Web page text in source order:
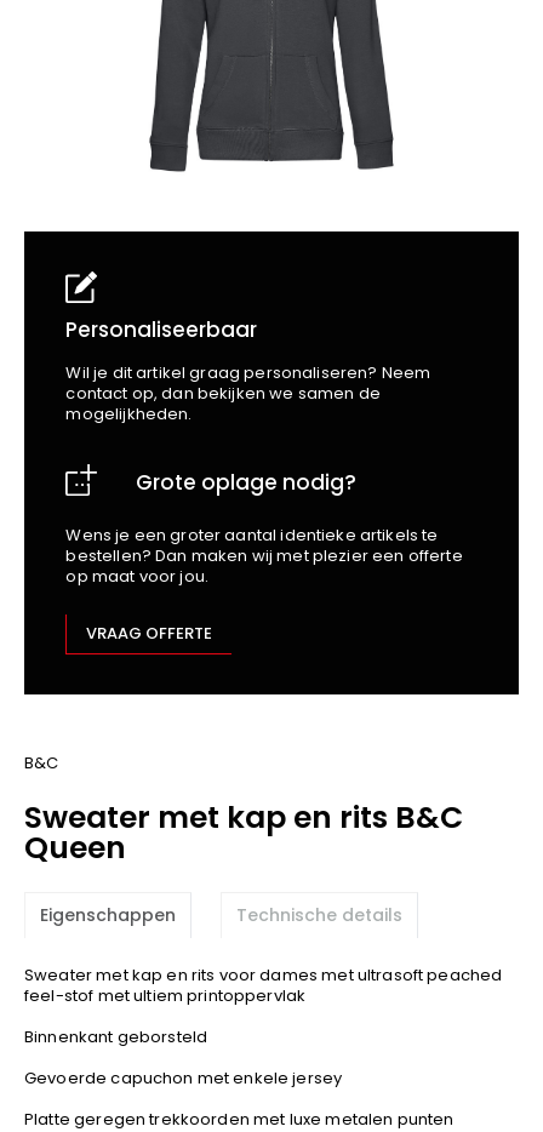
Business Kapper
Beechfield
Blakläder
Claude
Edge Safety
Harvest
Heckel
Hydrowear
Jassz
Kariban
M-Safe
OXXA
Premier
Promodoro
Result
Safety Jogger
Shugon
Spiro
Stanley/Stella
Personaliseerbaar
Wil je dit artikel graag personaliseren? Neem
contact op, dan bekijken we samen de
mogelijkheden.
Grote oplage nodig?
Wens je een groter aantal identieke artikels te
bestellen? Dan maken wij met plezier een offerte
op maat voor jou.
VRAAG OFFERTE
B&C
Sweater met kap en rits B&C
Queen
Eigenschappen Technische details
Sweater met kap en rits voor dames met ultrasoft peached
feel-stof met ultiem printoppervlak
Binnenkant geborsteld
Gevoerde capuchon met enkele jersey
Platte geregen trekkoorden met luxe metalen punten